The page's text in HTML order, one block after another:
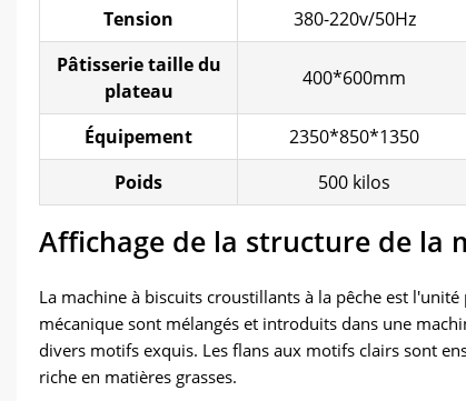
Tension
380-220v/50Hz
Pâtisserie taille du
plateau
400*600mm
Équipement 2350*850*1350
Poids
500 kilos
Affichage de la structure de la
La machine à biscuits croustillants à la pêche est
mécanique sont mélangés et introduits dans une
divers motifs exquis. Les flans aux motifs clairs sont
riche en matières grasses.